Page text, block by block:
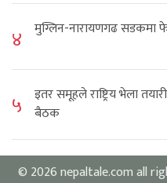
४ मुग्लिन-नारायणगढ सडकमा
५
इतर समूहले राष्ट्रिय भेला
बैठक
© 2026 nepaltale.com all